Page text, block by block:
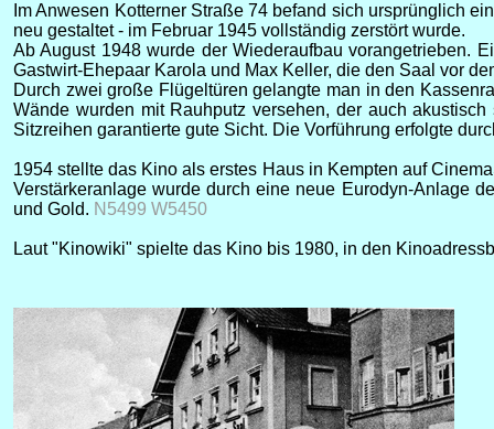
Im Anwesen Kotterner Straße 74 befand sich ursprünglich
neu gestaltet - im Februar 1945 vollständig zerstört wurde.
Ab August 1948 wurde der Wiederaufbau vorangetrieben.
Gastwirt-Ehepaar Karola und Max Keller, die den Saal vor
Durch zwei große Flügeltüren gelangte man in den
Wände wurden mit Rauhputz versehen, der auch
Sitzreihen garantierte gute Sicht. Die Vorführung erfolgte
1954 stellte das Kino als erstes Haus in Kempten auf
Verstärkeranlage wurde durch eine neue Eurodyn-Anlage
und Gold. N5499 W5450
Laut "Kinowiki" spielte das Kino bis 1980, in den